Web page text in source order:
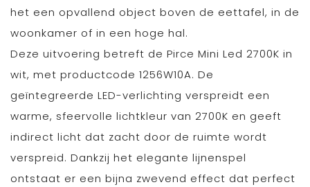
het een opvallend object boven de eettafel, in de
woonkamer of in een hoge hal.
Deze uitvoering betreft de Pirce Mini Led 2700K in
wit, met productcode 1256W10A. De
geïntegreerde LED-verlichting verspreidt een
warme, sfeervolle lichtkleur van 2700K en geeft
indirect licht dat zacht door de ruimte wordt
verspreid. Dankzij het elegante lijnenspel
ontstaat er een bijna zwevend effect dat perfect